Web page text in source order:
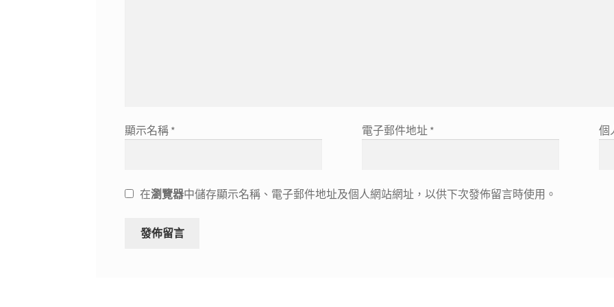
顯示名稱 * 電子郵件地址 * 個
在瀏覽器中儲存顯示名稱、電子郵件地址及個人網站網址，以供下次發佈留言時使用。